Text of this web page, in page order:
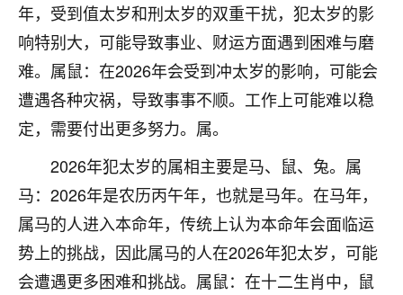
年，受到值太岁和刑太岁的双重干扰，犯太岁的影
响特别大，可能导致事业、财运方面遇到困难与磨
难。属鼠：在2026年会受到冲太岁的影响，可能会
遭遇各种灾祸，导致事事不顺。工作上可能难以稳
定，需要付出更多努力。属。
2026年犯太岁的属相主要是马、鼠、兔。属
马：2026年是农历丙午年，也就是马年。在马年，
属马的人进入本命年，传统上认为本命年会面临运
势上的挑战，因此属马的人在2026年犯太岁，可能
会遭遇更多困难和挑战。属鼠：在十二生肖中，鼠
12小时前 来自北京 32
心心相印
我身体不太好，总是病病殃殃的，去检查又没什么大
问题，反正就是不舒服。中医西医看遍了，找不到问
题，后来无意中看到有人推荐慧来老师，跟老师聊过
之后，心情豁然开朗，也听老师建议，处理了一些因
果问题。今年以来，身体比以前好多，主要是心情好
了，老师说境随心转，现在深有体会了。
鹿森 ：是的，其实跟老师聊过之后，最大的感
触，首先就是心态会变好，万般皆是命，半点
不由人！